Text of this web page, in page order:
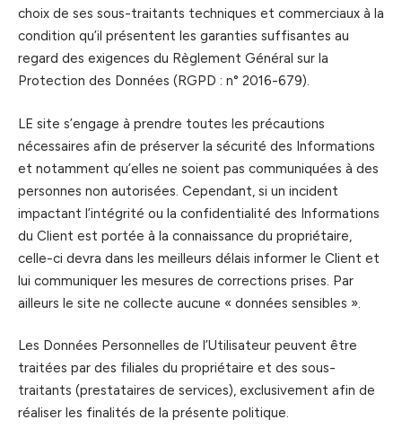
choix de ses sous-traitants techniques et commerciaux à la
condition qu’il présentent les garanties suffisantes au
regard des exigences du Règlement Général sur la
Protection des Données (RGPD : n° 2016-679).
LE site s’engage à prendre toutes les précautions
nécessaires afin de préserver la sécurité des Informations
et notamment qu’elles ne soient pas communiquées à des
personnes non autorisées. Cependant, si un incident
impactant l’intégrité ou la confidentialité des Informations
du Client est portée à la connaissance du propriétaire,
celle-ci devra dans les meilleurs délais informer le Client et
lui communiquer les mesures de corrections prises. Par
ailleurs le site ne collecte aucune « données sensibles ».
Les Données Personnelles de l’Utilisateur peuvent être
traitées par des filiales du propriétaire et des sous-
traitants (prestataires de services), exclusivement afin de
réaliser les finalités de la présente politique.